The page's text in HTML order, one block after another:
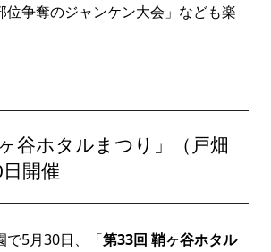
位争奪のジャンケン大会」なども楽
谷ホタルまつり」（戸畑
開催
で5月30日、「第33回 鞘ヶ谷ホタル